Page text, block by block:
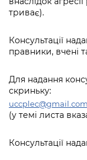
Річні звіти
Гендерна
Безбар'єрність
Портал
Міський
Важливе під
Уряд» –
Про відкриті
Портал
триває).
Консультації
правники, вчені
Для надання
скриньку:
uccplec@gmail.com
(у темі листа
Консультації